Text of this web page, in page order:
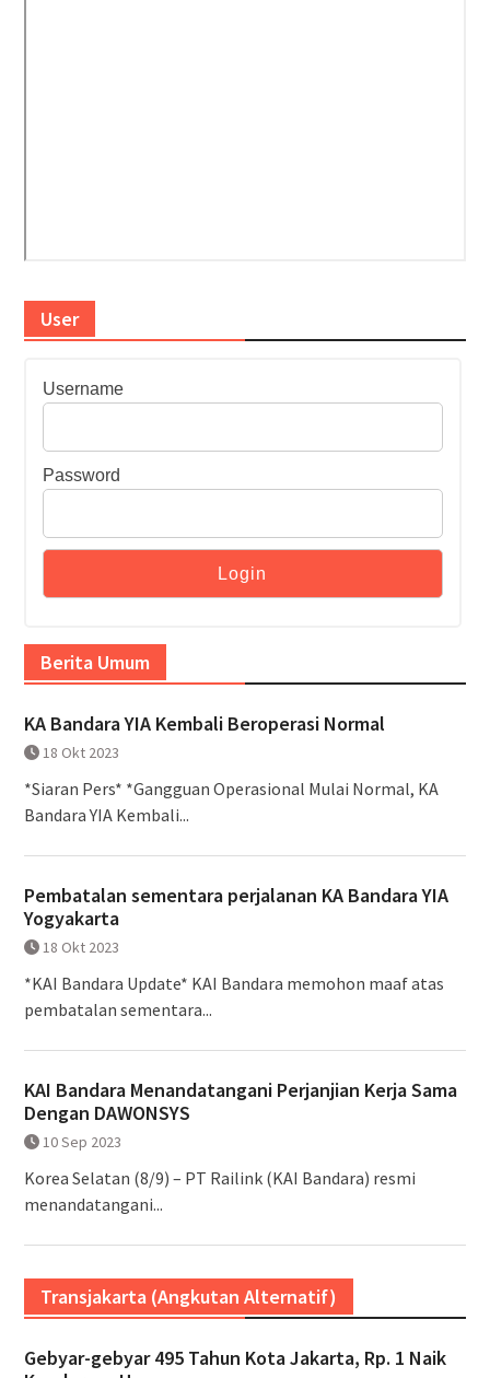
User
Username
Password
Berita Umum
KA Bandara YIA Kembali Beroperasi Normal
18 Okt 2023
*Siaran Pers* *Gangguan Operasional Mulai Normal, KA
Bandara YIA Kembali...
Pembatalan sementara perjalanan KA Bandara YIA
Yogyakarta
18 Okt 2023
*KAI Bandara Update* KAI Bandara memohon maaf atas
pembatalan sementara...
KAI Bandara Menandatangani Perjanjian Kerja Sama
Dengan DAWONSYS
10 Sep 2023
Korea Selatan (8/9) – PT Railink (KAI Bandara) resmi
menandatangani...
Transjakarta (Angkutan Alternatif)
Gebyar-gebyar 495 Tahun Kota Jakarta, Rp. 1 Naik